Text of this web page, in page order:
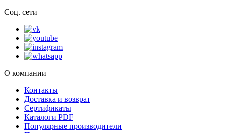
Соц. сети
О компании
Контакты
Доставка и возврат
Сертификаты
Каталоги PDF
Популярные производители